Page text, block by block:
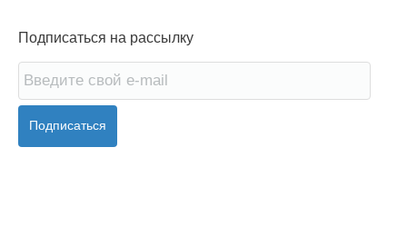
Подписаться на рассылку
Подписаться